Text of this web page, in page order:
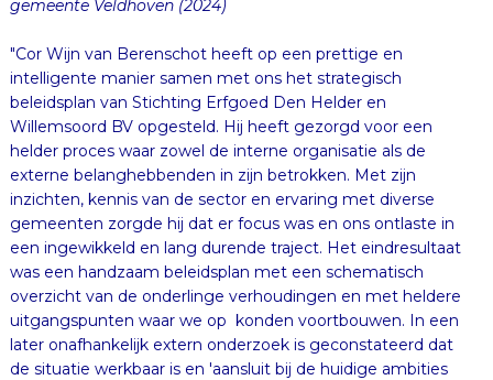
gemeente Veldhoven (2024)
"Cor Wijn van Berenschot heeft op een prettige en
intelligente manier samen met ons het strategisch
beleidsplan van Stichting Erfgoed Den Helder en
Willemsoord BV opgesteld. Hij heeft gezorgd voor een
helder proces waar zowel de interne organisatie als de
externe belanghebbenden in zijn betrokken. Met zijn
inzichten, kennis van de sector en ervaring met diverse
gemeenten zorgde hij dat er focus was en ons ontlaste in
een ingewikkeld en lang durende traject. Het eindresultaat
was een handzaam beleidsplan met een schematisch
overzicht van de onderlinge verhoudingen en met heldere
uitgangspunten waar we op konden voortbouwen. In een
later onafhankelijk extern onderzoek is geconstateerd dat
de situatie werkbaar is en 'aansluit bij de huidige ambities